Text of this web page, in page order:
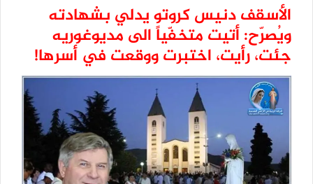
الأسقف دنيس كروتو يدلي بشهادته
ويُصرّح: أتيت متخفّياً الى مديوغوريه
جئت، رأيت، اختبرت ووقعت في أسرها!